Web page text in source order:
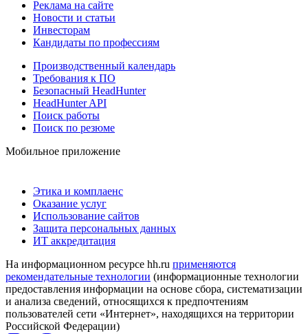
Реклама на сайте
Новости и статьи
Инвесторам
Кандидаты по профессиям
Производственный календарь
Требования к ПО
Безопасный HeadHunter
HeadHunter API
Поиск работы
Поиск по резюме
Мобильное приложение
Этика и комплаенс
Оказание услуг
Использование сайтов
Защита персональных данных
ИТ аккредитация
На информационном ресурсе hh.ru применяются
рекомендательные технологии (информационные технологии
предоставления информации на основе сбора, систематизации
и анализа сведений, относящихся к предпочтениям
пользователей сети «Интернет», находящихся на территории
Российской Федерации)